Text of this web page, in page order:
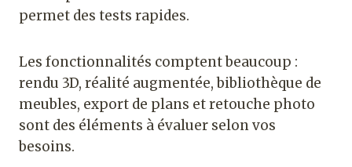
permet des tests rapides.
Les fonctionnalités comptent beaucoup :
rendu 3D, réalité augmentée, bibliothèque de
meubles, export de plans et retouche photo
sont des éléments à évaluer selon vos
besoins.